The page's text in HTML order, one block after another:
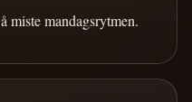
miste mandagsrytmen.